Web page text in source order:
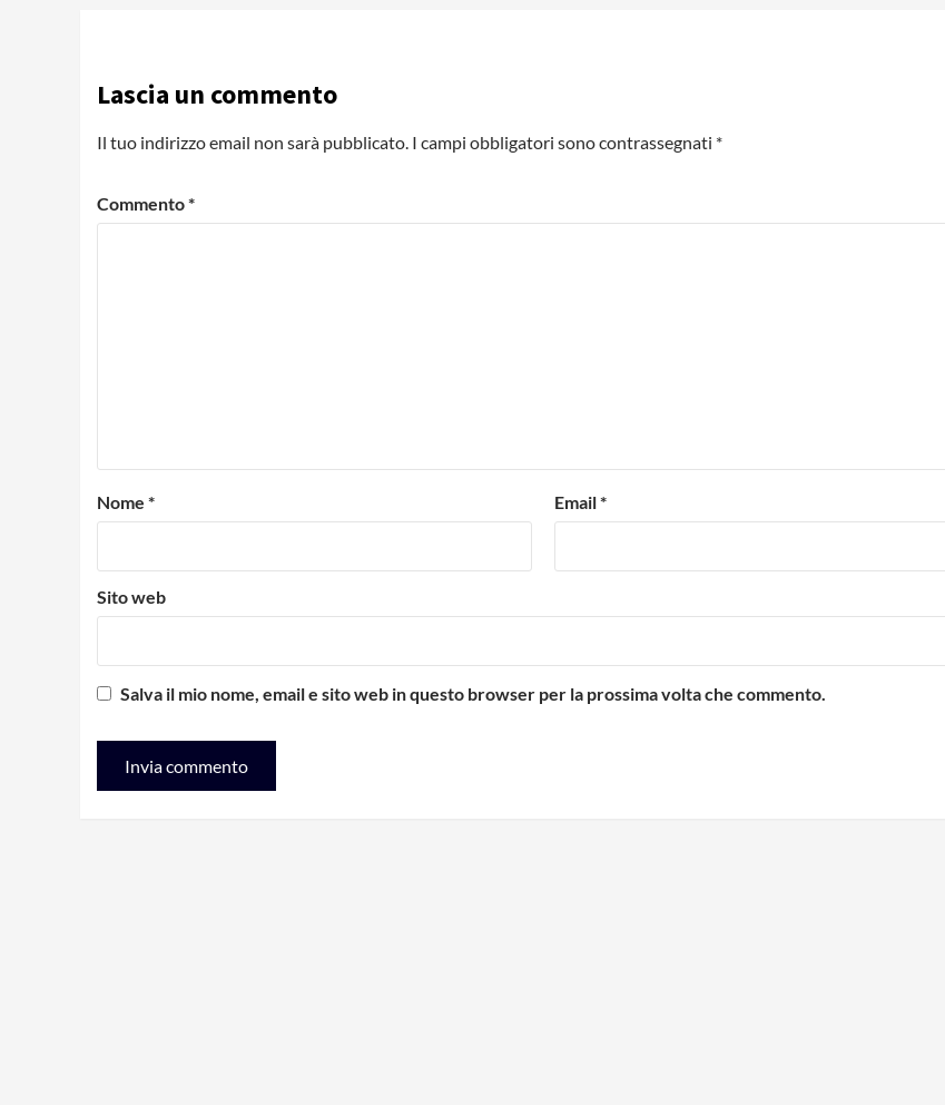
Lascia un commento
Il tuo indirizzo email non sarà pubblicato. I campi obbligatori sono contrassegnati *
Commento*
Nome * Email*
Sito web
Salva il mio nome, email e sito web in questo browser per la prossima volta che commento.